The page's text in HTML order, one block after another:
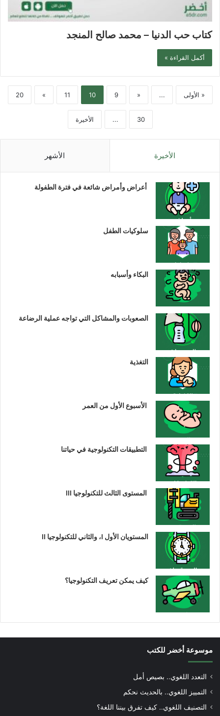
كتاب حب الدنيا – محمد صالح المنجد
أكمل القراءة »
« الأولى ...
«
9
10
11
»
20
30
... الأخيرة
الأخيرة الأشهر
أعراض وأمراض شائعة في فترة الطفولة
سلوكيات الطفل
البكاء وأسبابه
الصعوبات والمشاكل التي تواجه عملية الرضاعة
التغذية
الأسبوع الأول من العمر
التطبيقات التكنولوجية في حياتنا
المستوى الثالث للتكنولوجيا III
المستويان الأول I، والثاني للتكنولوجيا II
كيف يمكن تعريف التكنولوجيا؟
موسوعة أخضر للكتب
التعدد اللغوي.. بصيص أمل
التمييز اللغوي.. بالحديث نحكم
التصنيف اللغوي.. كيف تفرق بيننا اللغة؟